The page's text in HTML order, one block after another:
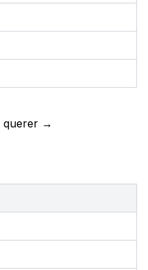
querer →